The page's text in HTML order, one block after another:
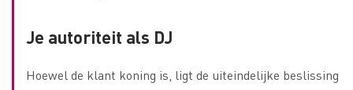
Je autoriteit als DJ
Hoewel de klant koning is, ligt de uiteindelijke beslissing